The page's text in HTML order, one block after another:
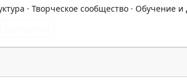
· Творческое сообщество · Обучение и